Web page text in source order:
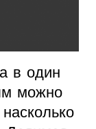
в один
можно